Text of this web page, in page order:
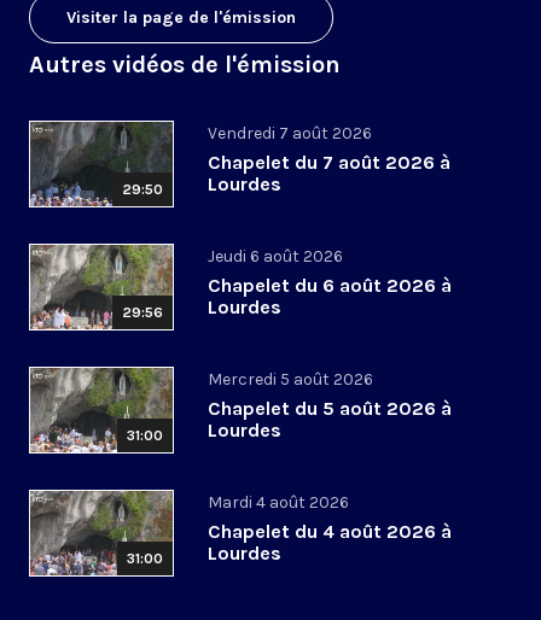
Visiter la page de l'émission
Autres vidéos de l'émission
29:50
Vendredi 7 août 2026
Chapelet du 7 août 2026 à
Lourdes
29:56
Jeudi 6 août 2026
Chapelet du 6 août 2026 à
Lourdes
31:00
Mercredi 5 août 2026
Chapelet du 5 août 2026 à
Lourdes
31:00
Mardi 4 août 2026
Chapelet du 4 août 2026 à
Lourdes